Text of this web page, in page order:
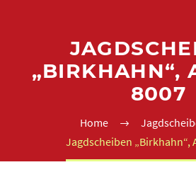
„BIRKHAHN“,
8007
Home
Jagdscheiben „Birkhahn“,